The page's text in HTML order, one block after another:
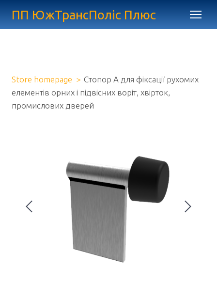
ПП ЮжТрансПоліс Плюс
Store homepage
Стопор А для фіксації рухомих
елементів орних і підвісних воріт, хвірток,
промислових дверей